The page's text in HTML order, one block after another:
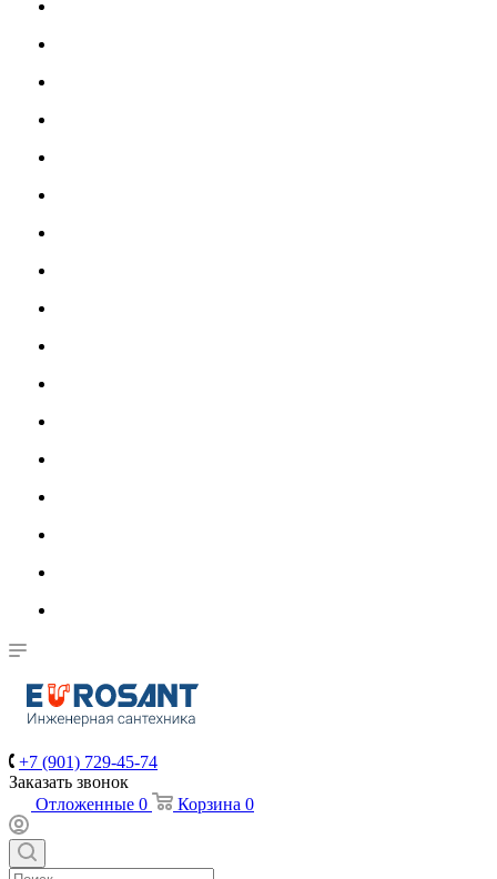
+7 (901) 729-45-74
Заказать звонок
Отложенные 0 Корзина 0